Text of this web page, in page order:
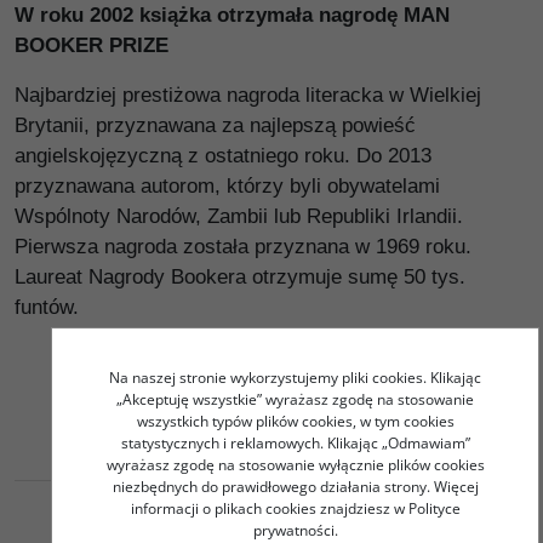
W roku 2002 książka otrzymała nagrodę MAN
BOOKER PRIZE
Najbardziej prestiżowa nagroda literacka w Wielkiej
Brytanii, przyznawana za najlepszą powieść
angielskojęzyczną z ostatniego roku. Do 2013
przyznawana autorom, którzy byli obywatelami
Wspólnoty Narodów, Zambii lub Republiki Irlandii.
Pierwsza nagroda została przyznana w 1969 roku.
Laureat Nagrody Bookera otrzymuje sumę 50 tys.
funtów.
Na naszej stronie wykorzystujemy pliki cookies. Klikając
„Akceptuję wszystkie” wyrażasz zgodę na stosowanie
wszystkich typów plików cookies, w tym cookies
statystycznych i reklamowych. Klikając „Odmawiam”
wyrażasz zgodę na stosowanie wyłącznie plików cookies
niezbędnych do prawidłowego działania strony. Więcej
informacji o plikach cookies znajdziesz w Polityce
prywatności.